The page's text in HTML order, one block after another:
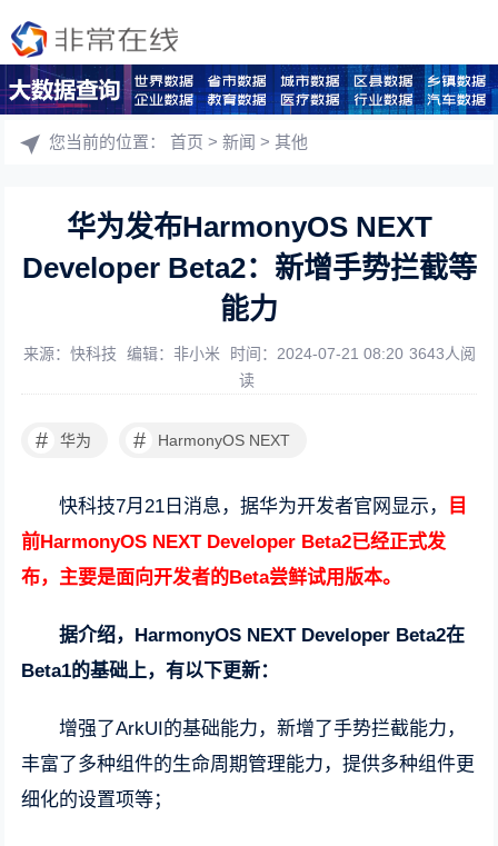
您当前的位置：首页 >新闻 >其他
华为发布HarmonyOS NEXT
Developer Beta2：新增手势拦截等
能力
来源：快科技 编辑：非小米 时间：2024-07-21 08:20 3643人阅
读
# 华为 # HarmonyOS NEXT
快科技7月21日消息，据华为开发者官网显示，
目
前HarmonyOS NEXT Developer Beta2已经正式发
布，主要是面向开发者的Beta尝鲜试用版本。
据介绍，HarmonyOS NEXT Developer Beta2在
Beta1的基础上，有以下更新：
增强了ArkUI的基础能力，新增了手势拦截能力，
丰富了多种组件的生命周期管理能力，提供多种组件更
细化的设置项等；